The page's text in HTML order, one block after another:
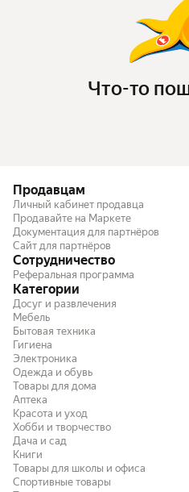
Что-то
Продавцам
Личный кабинет продавца
Продавайте на Маркете
Документация для партнёров
Сайт для партнёров
Сотрудничество
Реферальная программа
Категории
Досуг и развлечения
Мебель
Бытовая техника
Гигиена
Электроника
Одежда и обувь
Товары для дома
Аптека
Красота и уход
Хобби и творчество
Дача и сад
Книги
Товары для школы и офиса
Спортивные товары